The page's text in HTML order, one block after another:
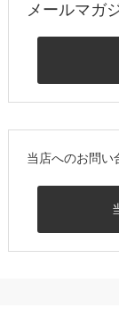
メールマガ
当店へのお問い